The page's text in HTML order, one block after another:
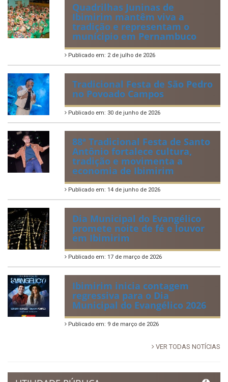
Quadrilhas Juninas de
Ibimirim mantêm viva a
tradição e representam o
munícipio em Pernambuco
Publicado em: 2 de julho de 2026
Tradicional Festa de São Pedro
no Povoado Campos
Publicado em: 30 de junho de 2026
88ª Tradicional Festa de Santo
Antônio fortalece cultura,
tradição e movimenta a
economia de Ibimirim
Publicado em: 14 de junho de 2026
Dia Municipal do Evangélico
promete noite de fé e louvor
em Ibimirim
Publicado em: 17 de março de 2026
Ibimirim inicia contagem
regressiva para o Dia
Municipal do Evangélico 2026
Publicado em: 9 de março de 2026
VER TODAS NOTÍCIAS